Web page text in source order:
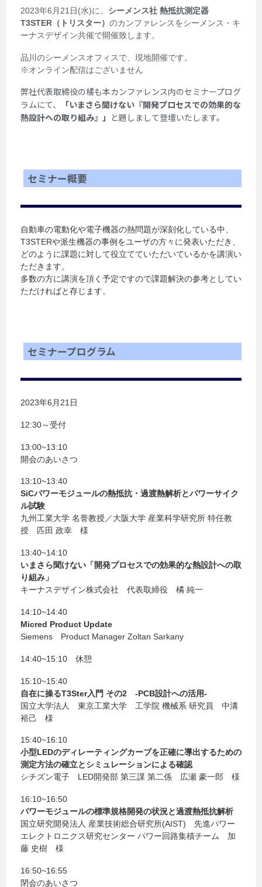
2023年6月21日(水)に、 シーメンス社 熱抵抗測定器
T3STER（トリスター） のカンファレンスをシーメンス・キ
ーナスデザイン共催で開催致します。
品川のシーメンスオフィスで、現地開催です。
※オンライン配信はございません
弊社代表取締役の橘も本カンファレンス内のセミナープログ
ラムにて、 「いまさら聞けない『開発プロセスでの効果的な
熱設計への取り組み』」 と題しまして登壇いたします。
セミナー概要
自動車の電動化や電子機器の熱問題が深刻化している中、
T3STERや派生機器の事例をユーザの方々に発表いただき、
どのように課題に対して役立てていただいているかを講演い
ただきます。
多数の方に講演を頂く予定ですので課題解決の参考としてい
ただければと存じます。
セミナープログラム
2023年6月21日
12:30～受付
13:00~13:10
開会のあいさつ
13:10~13:40
SiCパワーモジュールの熱抵抗・過渡熱解析とパワーサイク
ル試験
九州工業大学 名誉教授／大阪大学 産業科学研究所 特任教
授 匹田 政幸 様
13:40~14:10
いまさら聞けない「開発プロセスでの効果的な熱設計への取
り組み」
キーナスデザイン株式会社 代表取締役 橘 純一
14:10~14:40
Micred Product Update
Siemens Product Manager Zoltan Sarkany
14:40~15:10 休憩
15:10~15:40
自在に操るT3Ster入門 その2 -PCB設計への活用-
国立大学法人 東京工業大学 工学院 機械系 研究員 中溝
裕己 様
15:40~16:10
小型LEDのディレーティングカーブを正確に導出するための
測定方法の確立とシミュレーションによる確認
シチズン電子 LED開発部 第三課 第二係 広瀬 豪一郎 様
16:10~16:50
パワーモジュールの標準規格開発の状況と過渡熱抵抗解析
国立研究開発法人 産業技術総合研究所(AIST) 先進パワー
エレクトロニクス研究センター パワー回路集積チーム 加
藤 史樹 様
16:50~16:55
閉会のあいさつ